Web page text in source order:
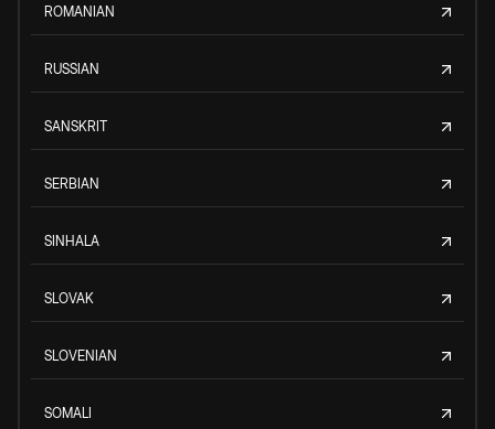
ROMANIAN
RUSSIAN
SANSKRIT
SERBIAN
SINHALA
SLOVAK
SLOVENIAN
SOMALI